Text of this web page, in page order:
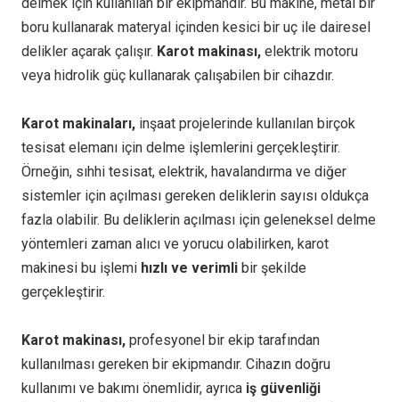
boru kullanarak materyal içinden kesici bir uç ile dairesel
delikler açarak çalışır. Karot makinası, elektrik motoru
veya hidrolik güç kullanarak çalışabilen bir cihazdır.
Karot makinaları, inşaat projelerinde kullanılan birçok
tesisat elemanı için delme işlemlerini gerçekleştirir.
Örneğin, sıhhi tesisat, elektrik, havalandırma ve diğer
sistemler için açılması gereken deliklerin sayısı oldukça
fazla olabilir. Bu deliklerin açılması için geleneksel delme
yöntemleri zaman alıcı ve yorucu olabilirken, karot
makinesi bu işlemi hızlı ve verimli bir şekilde
gerçekleştirir.
Karot makinası, profesyonel bir ekip tarafından
kullanılması gereken bir ekipmandır. Cihazın doğru
kullanımı ve bakımı önemlidir, ayrıca iş güvenliği